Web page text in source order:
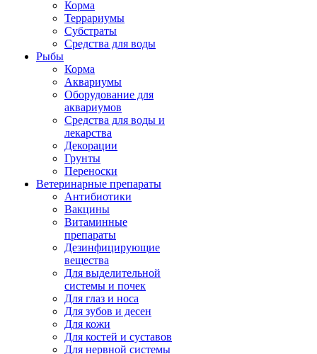
Корма
Террариумы
Субстраты
Средства для воды
Рыбы
Корма
Аквариумы
Оборудование для
аквариумов
Средства для воды и
лекарства
Декорации
Грунты
Переноски
Ветеринарные препараты
Антибиотики
Вакцины
Витаминные
препараты
Дезинфицирующие
вещества
Для выделительной
системы и почек
Для глаз и носа
Для зубов и десен
Для кожи
Для костей и суставов
Для нервной системы